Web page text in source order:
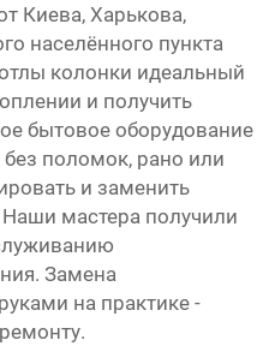
Киева, Харькова,
населённого пункта
колонки идеальный
и получить
бытовое оборудование
поломок, рано или
и заменить
мастера получили
Замена
на практике -